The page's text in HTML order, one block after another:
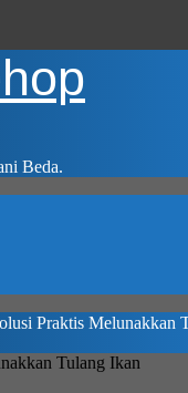
Beda.
Praktis Melunakkan